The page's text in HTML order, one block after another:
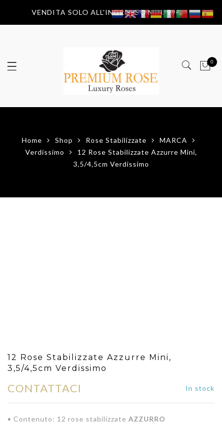
VENDITA SOLO ALL'INGROSSO MIN. 99€
0
Home Shop Rose Stabilizzate
MARCA
Verdissimo
12 Rose Stabilizzate Azzurre Mini,
3,5/4,5cm Verdissimo
12 Rose Stabilizzate Azzurre Mini,
3,5/4,5cm Verdissimo
CONTATTACI In stock
• Contenuto: 12 rose stabilizzate AZZURRO